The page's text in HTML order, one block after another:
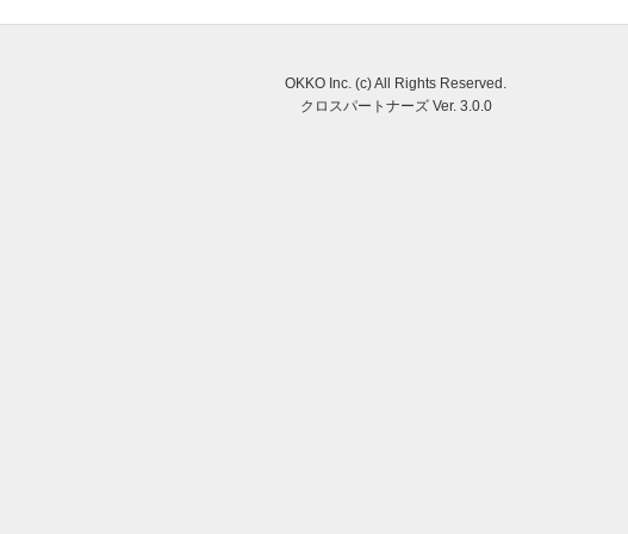
OKKO Inc. (c) All Rights Reserved.
クロスパートナーズ Ver. 3.0.0